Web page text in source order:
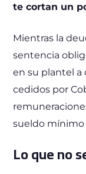
te cortan un
Mientras la
sentencia
en su plantel a
cedidos por
sueldo mínimo
Lo que no